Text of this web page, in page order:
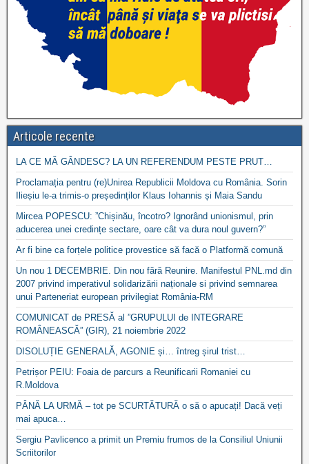
Articole recente
LA CE MĂ GÂNDESC? LA UN REFERENDUM PESTE PRUT…
Proclamația pentru (re)Unirea Republicii Moldova cu România. Sorin
Ilieșiu le-a trimis-o președinților Klaus Iohannis și Maia Sandu
Mircea POPESCU: ”Chișinău, încotro? Ignorând unionismul, prin
aducerea unei credințe sectare, oare cât va dura noul guvern?”
Ar fi bine ca forțele politice provestice să facă o Platformă comună
Un nou 1 DECEMBRIE. Din nou fără Reunire. Manifestul PNL.md din
2007 privind imperativul solidarizării naționale si privind semnarea
unui Parteneriat european privilegiat România-RM
COMUNICAT de PRESĂ al ”GRUPULUI de INTEGRARE
ROMÂNEASCĂ” (GIR), 21 noiembrie 2022
DISOLUȚIE GENERALĂ, AGONIE și… întreg șirul trist…
Petrișor PEIU: Foaia de parcurs a Reunificarii Romaniei cu
R.Moldova
PÂNĂ LA URMĂ – tot pe SCURTĂTURĂ o să o apucați! Dacă veți
mai apuca…
Sergiu Pavlicenco a primit un Premiu frumos de la Consiliul Uniunii
Scriitorilor